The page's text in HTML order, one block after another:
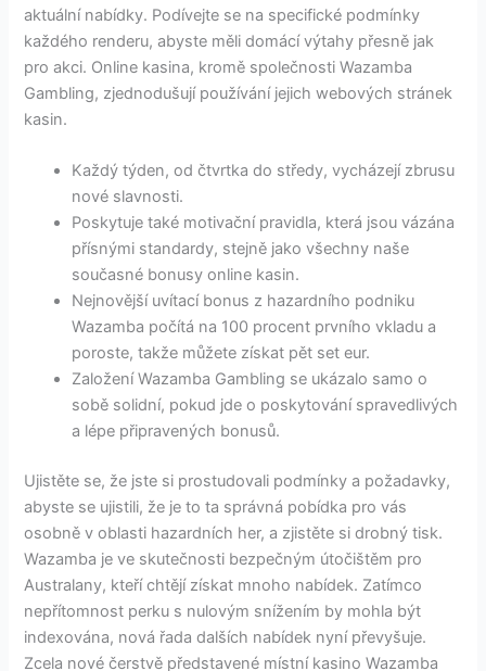
aktuální nabídky. Podívejte se na specifické podmínky
každého renderu, abyste měli domácí výtahy přesně jak
pro akci. Online kasina, kromě společnosti Wazamba
Gambling, zjednodušují používání jejich webových stránek
kasin.
Každý týden, od čtvrtka do středy, vycházejí zbrusu
nové slavnosti.
Poskytuje také motivační pravidla, která jsou vázána
přísnými standardy, stejně jako všechny naše
současné bonusy online kasin.
Nejnovější uvítací bonus z hazardního podniku
Wazamba počítá na 100 procent prvního vkladu a
poroste, takže můžete získat pět set eur.
Založení Wazamba Gambling se ukázalo samo o
sobě solidní, pokud jde o poskytování spravedlivých
a lépe připravených bonusů.
Ujistěte se, že jste si prostudovali podmínky a požadavky,
abyste se ujistili, že je to ta správná pobídka pro vás
osobně v oblasti hazardních her, a zjistěte si drobný tisk.
Wazamba je ve skutečnosti bezpečným útočištěm pro
Australany, kteří chtějí získat mnoho nabídek. Zatímco
nepřítomnost perku s nulovým snížením by mohla být
indexována, nová řada dalších nabídek nyní převyšuje.
Zcela nové čerstvě představené místní kasino Wazamba